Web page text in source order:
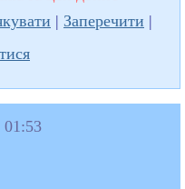
| Заперечити |
01:53